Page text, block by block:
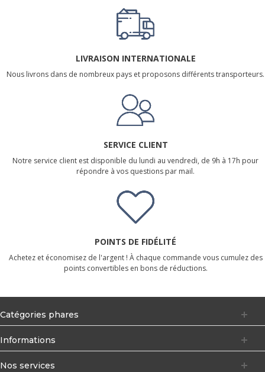
LIVRAISON INTERNATIONALE
Nous livrons dans de nombreux pays et proposons différents transporteurs.
SERVICE CLIENT
Notre service client est disponible du lundi au vendredi, de 9h à 17h pour
répondre à vos questions par mail.
POINTS DE FIDÉLITÉ
Achetez et économisez de l'argent ! À chaque commande vous cumulez des
points convertibles en bons de réductions.
Catégories phares
Informations
Nos services